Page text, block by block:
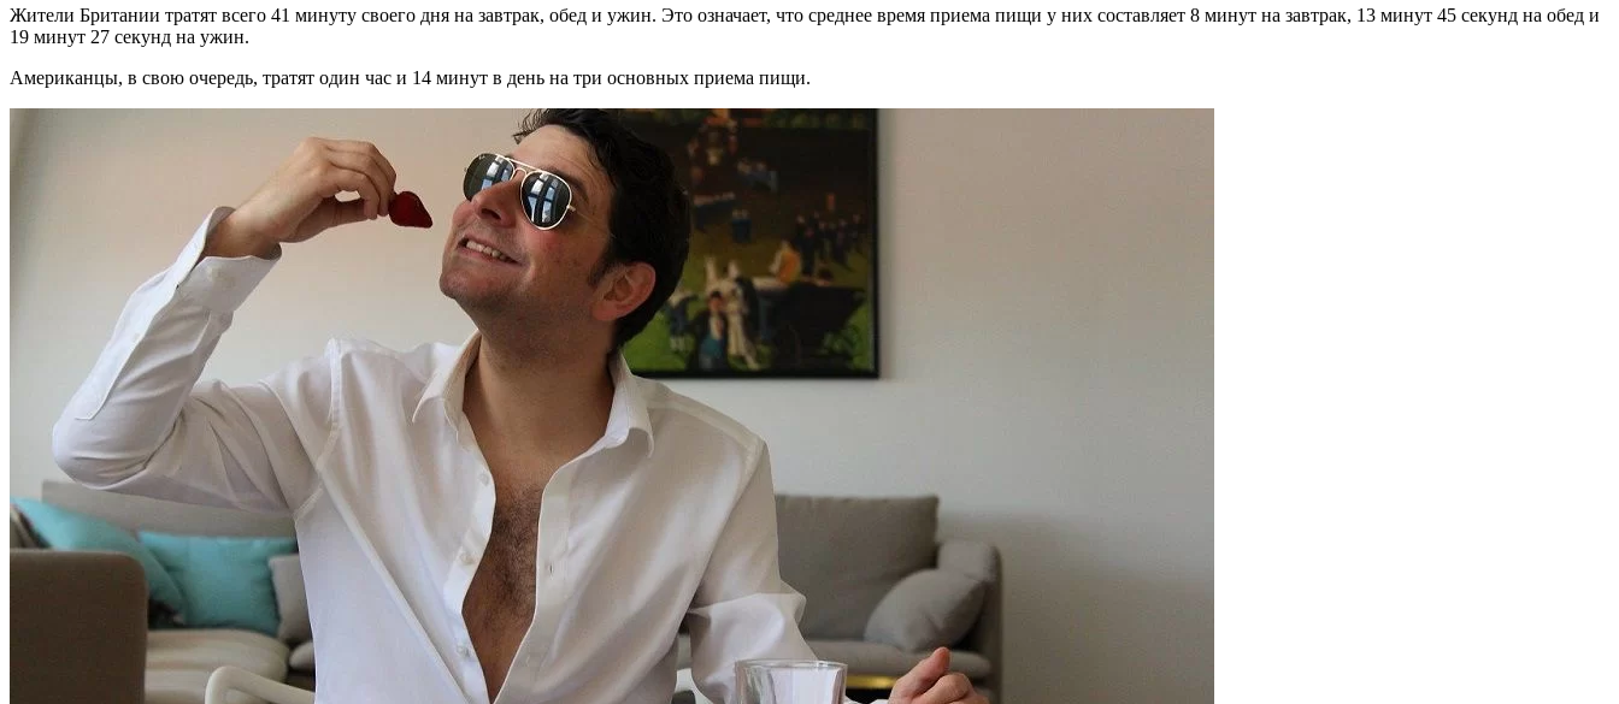
Жители Британии тратят всего 41 минуту своего дня на завтрак, обед и ужин. Это означает, что среднее время приема пищи у них составляет 8 минут на завтрак, 13 минут 45 секунд на обед и
19 минут 27 секунд на ужин.
Американцы, в свою очередь, тратят один час и 14 минут в день на три основных приема пищи.